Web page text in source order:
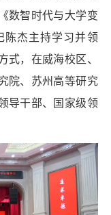
数智时代与大学变
陈杰主持学习并领
式，在威海校区、
院、苏州高等研究
导干部、国家级领